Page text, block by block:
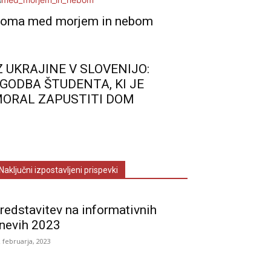
med morjem in nebom
UKRAJINE V SLOVENIJO:
ŠTUDENTA, KI JE
ZAPUSTITI DOM
Naključni izpostavljeni prispevki
na informativnih
2023
februarja, 2023